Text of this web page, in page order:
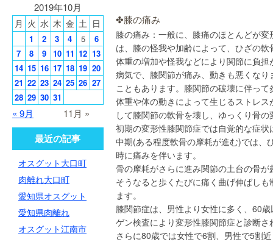
✤膝の痛み
膝の痛み：一般に、膝痛のほとんどが
は、膝の怪我や加齢によって、ひざの
体重の増加や怪我などにより関節に負
病気で、膝関節が痛み、動きも悪くな
こともあります。膝関節の破壊に伴っ
体重や体の動きによって生じるストレ
して膝関節の軟骨を壊し、ゆっくり骨
初期の変形性膝関節症では自覚的な症状
中期(ある程度軟骨の摩耗が進む)では、
時に痛みを伴います。
骨の摩耗がさらに進み関節の土台の骨
そうなると歩くたびに痛く曲げ伸ばし
ます。
膝関節症は、男性より女性に多く、60
ゲン検査により変形性膝関節症と診断さ
さらに80歳では女性で6割、男性で5割
2019年10月
月 火 水 木 金 土 日
« 9月 11月 »
1 2 3 4 5
6
7
8 9 10 11 12 13
14 15 16 17 18 19 20
21 22 23 24 25 26 27
28 29 30 31
最近の記事
オスグット大口町
肉離れ大口町
愛知県オスグット
愛知県肉離れ
オスグット江南市